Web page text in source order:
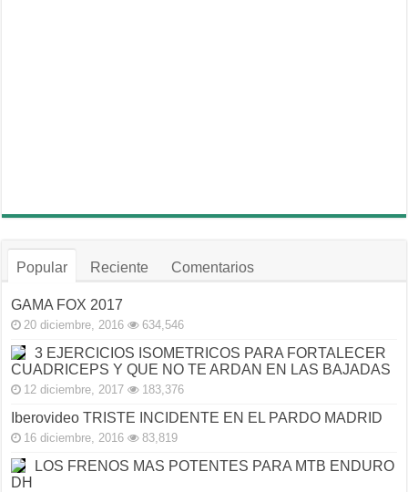
Popular Reciente Comentarios
GAMA FOX 2017
20 diciembre, 2016 634,546
3 EJERCICIOS ISOMETRICOS PARA FORTALECER
CUADRICEPS Y QUE NO TE ARDAN EN LAS BAJADAS
12 diciembre, 2017 183,376
Iberovideo TRISTE INCIDENTE EN EL PARDO MADRID
16 diciembre, 2016 83,819
LOS FRENOS MAS POTENTES PARA MTB ENDURO
DH